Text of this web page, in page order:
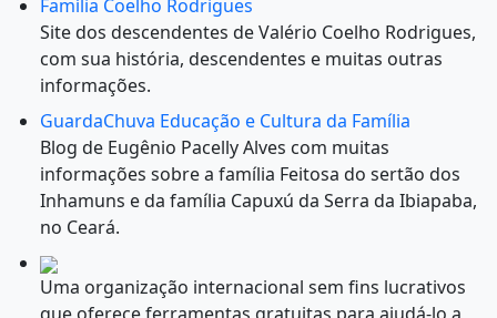
Família Coelho Rodrigues
Site dos descendentes de Valério Coelho Rodrigues,
com sua história, descendentes e muitas outras
informações.
GuardaChuva Educação e Cultura da Família
Blog de Eugênio Pacelly Alves com muitas
informações sobre a família Feitosa do sertão dos
Inhamuns e da família Capuxú da Serra da Ibiapaba,
no Ceará.
Uma organização internacional sem fins lucrativos